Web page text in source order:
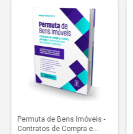
Permuta de Bens Imóveis -
Contratos de Compra e